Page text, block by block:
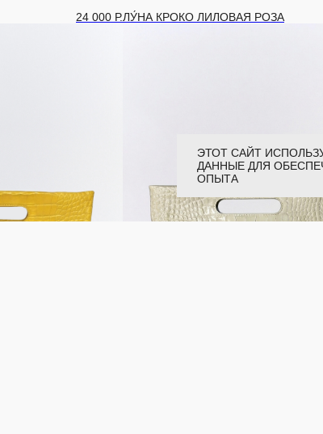
24 000 Р.ЛУ́НА КРОКО ЛИЛОВАЯ РОЗА
ЭТОТ САЙТ
ДАННЫЕ ДЛЯ
ОПЫТА